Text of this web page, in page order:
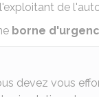
l'exploitant de
borne
devez vous